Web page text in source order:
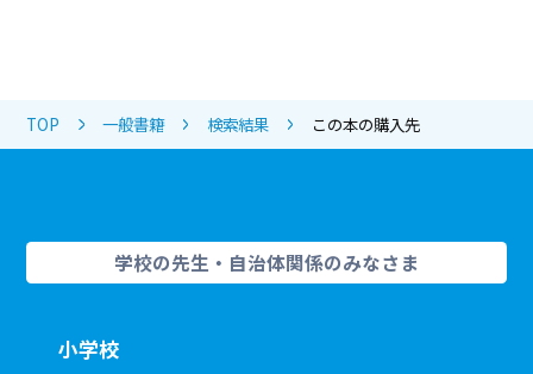
TOP 一般書籍 検索結果 この本の購入先
学校の先生・自治体関係のみなさま
小学校